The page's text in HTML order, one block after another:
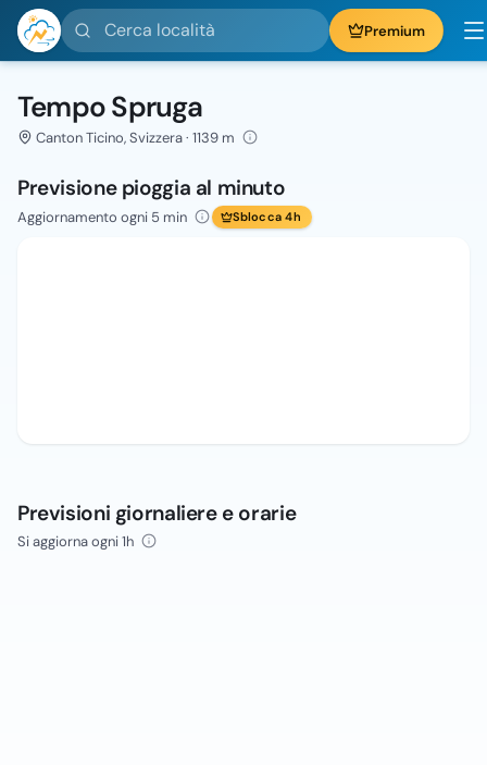
Cerca località Premium
Tempo Spruga
Canton Ticino, Svizzera · 1139 m
Previsione pioggia al minuto
Aggiornamento ogni 5 min Sblocca 4h
Previsioni giornaliere e orarie
Si aggiorna ogni 1h